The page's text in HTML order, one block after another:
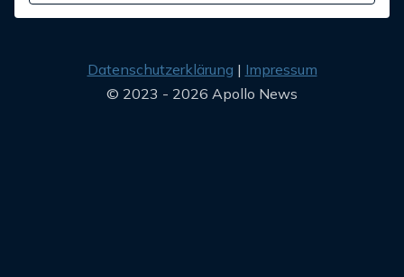
Datenschutzerklärung
Impressum
© 2023 - 2026 Apollo News